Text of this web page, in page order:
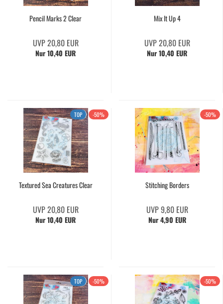
Pencil Marks 2 Clear
UVP 20,80 EUR
Nur 10,40 EUR
Mix It Up 4
UVP 20,80 EUR
Nur 10,40 EUR
TOP -50%
Textured Sea Creatures Clear
UVP 20,80 EUR
Nur 10,40 EUR
-50%
Stitching Borders
UVP 9,80 EUR
Nur 4,90 EUR
TOP -50% -50%